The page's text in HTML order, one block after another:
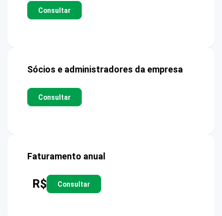
Consultar
Sócios e administradores da empresa
Consultar
Faturamento anual
R$ Consultar